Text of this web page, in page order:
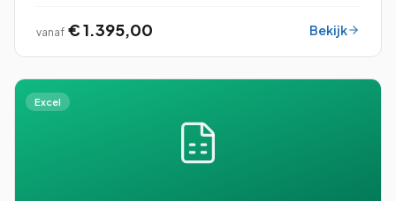
vanaf € 1.395,00 Bekijk
Excel